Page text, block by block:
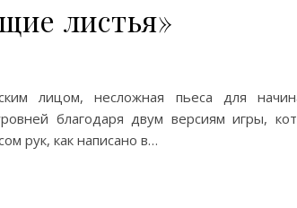
листья»
лицом, несложная пьеса для
благодаря двум версиям игры,
рук, как написано в…